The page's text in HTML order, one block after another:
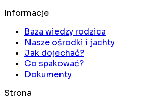
Informacje
Baza wiedzy rodzica
Nasze ośrodki i jachty
Jak dojechać?
Co spakować?
Dokumenty
Strona